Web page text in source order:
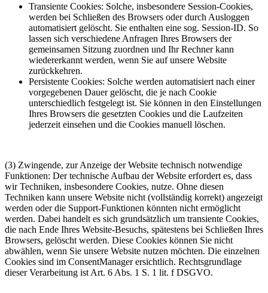
Transiente Cookies: Solche, insbesondere Session-Cookies,
werden bei Schließen des Browsers oder durch Ausloggen
automatisiert gelöscht. Sie enthalten eine sog. Session-ID. So
lassen sich verschiedene Anfragen Ihres Browsers der
gemeinsamen Sitzung zuordnen und Ihr Rechner kann
wiedererkannt werden, wenn Sie auf unsere Website
zurückkehren.
Persistente Cookies: Solche werden automatisiert nach einer
vorgegebenen Dauer gelöscht, die je nach Cookie
unterschiedlich festgelegt ist. Sie können in den Einstellungen
Ihres Browsers die gesetzten Cookies und die Laufzeiten
jederzeit einsehen und die Cookies manuell löschen.
(3) Zwingende, zur Anzeige der Website technisch notwendige
Funktionen: Der technische Aufbau der Website erfordert es, dass
wir Techniken, insbesondere Cookies, nutze. Ohne diesen
Techniken kann unsere Website nicht (vollständig korrekt) angezeigt
werden oder die Support-Funktionen könnten nicht ermöglicht
werden. Dabei handelt es sich grundsätzlich um transiente Cookies,
die nach Ende Ihres Website-Besuchs, spätestens bei Schließen Ihres
Browsers, gelöscht werden. Diese Cookies können Sie nicht
abwählen, wenn Sie unsere Website nutzen möchten. Die einzelnen
Cookies sind im ConsentManager ersichtlich. Rechtsgrundlage
dieser Verarbeitung ist Art. 6 Abs. 1 S. 1 lit. f DSGVO.